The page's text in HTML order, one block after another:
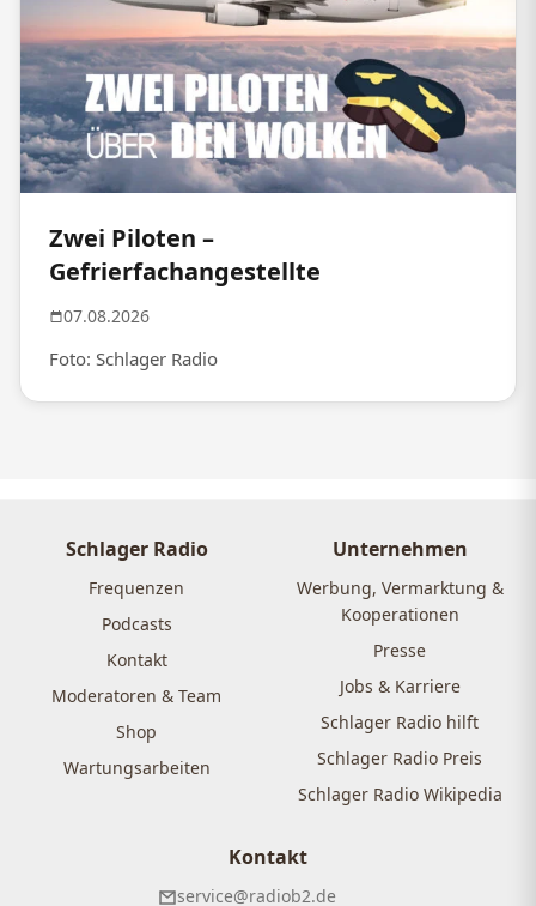
Zwei Piloten –
Gefrierfachangestellte
07.08.2026
Foto: Schlager Radio
Schlager Radio
Frequenzen
Podcasts
Kontakt
Moderatoren & Team
Shop
Wartungsarbeiten
Unternehmen
Werbung, Vermarktung &
Kooperationen
Presse
Jobs & Karriere
Schlager Radio hilft
Schlager Radio Preis
Schlager Radio Wikipedia
Kontakt
service@radiob2.de